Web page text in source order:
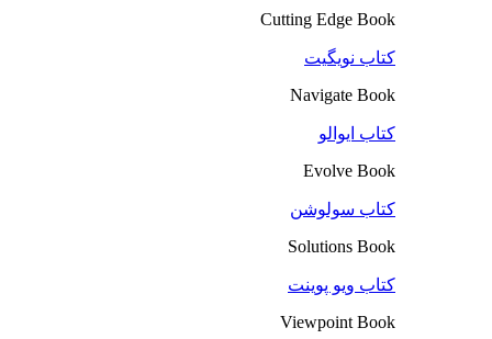
Cutting Edge Book
کتاب نویگیت
Navigate Book
کتاب ایوالو
Evolve Book
کتاب سولوشن
Solutions Book
کتاب ویو پوینت
Viewpoint Book